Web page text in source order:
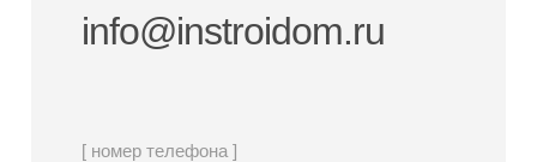
info@instroidom.ru
[ номер телефона ]